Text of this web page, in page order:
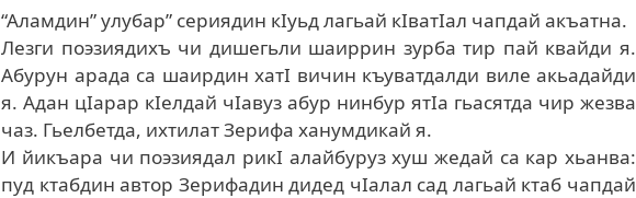
“Аламдин” улубар” сериядин кIуьд лагьай кIватIал чапдай акъатна.
Лезги поэзиядихъ чи дишегьли шаиррин зурба тир пай квайди я.
Абурун арада са шаирдин хатI вичин къуватдалди виле акьадайди
я. Адан цIарар кIелдай чIавуз абур нинбур ятIа гьасятда чир жезва
чаз. Гьелбетда, ихтилат Зерифа ханумдикай я.
И йикъара чи поэзиядал рикI алайбуруз хуш жедай са кар хьанва:
пуд ктабдин автор Зерифадин дидед чIалал сад лагьай ктаб чапдай